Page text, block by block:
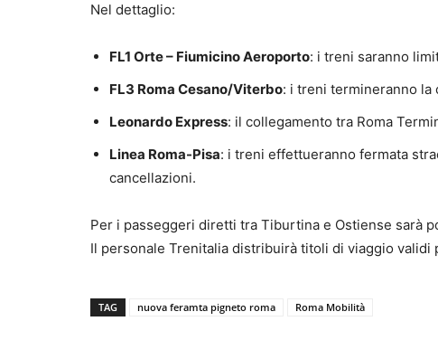
Nel dettaglio:
FL1 Orte – Fiumicino Aeroporto: i treni saranno
FL3 Roma Cesano/Viterbo: i treni termineranno la
Leonardo Express: il collegamento tra Roma
Linea Roma-Pisa: i treni effettueranno fermata
cancellazioni.
Per i passeggeri diretti tra Tiburtina e Ostiense sarà
Il personale Trenitalia distribuirà titoli di viaggio validi
TAG nuova feramta pigneto roma Roma Mobilità